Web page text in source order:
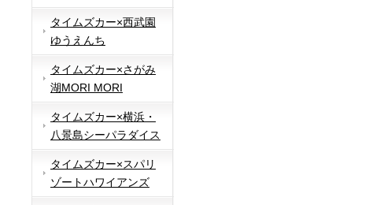
タイムズカー×西武園
ゆうえんち
タイムズカー×さがみ
湖MORI MORI
タイムズカー×横浜・
八景島シーパラダイス
タイムズカー×スパリ
ゾートハワイアンズ